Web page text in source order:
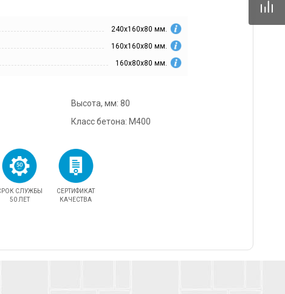
Отдел
240х160х80 мм.
160х160х80 мм.
160х80х80 мм.
Высота, мм: 80
Класс бетона: М400
СЛУЖБЫ
50 ЛЕТ
СЕРТИФИКАТ
КАЧЕСТВА